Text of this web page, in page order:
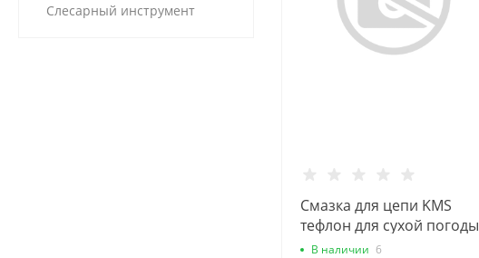
Слесарный инструмент
Смазка для цепи KMS
тефлон для сухой погоды
100мл 3311005
В наличии 6